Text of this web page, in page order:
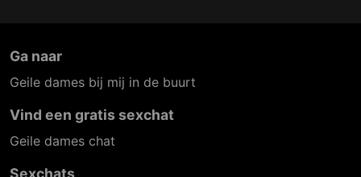
Ga naar
Geile dames bij mij in de buurt
Vind een gratis sexchat
Geile dames chat
Sexchats